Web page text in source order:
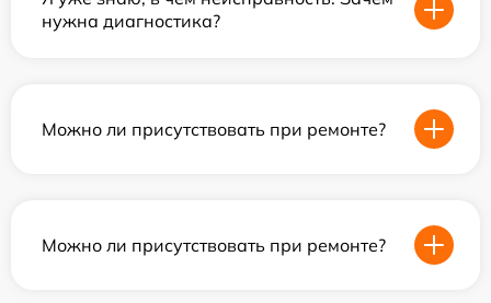
нужна диагностика?
Можно ли присутствовать при ремонте?
Можно ли присутствовать при ремонте?